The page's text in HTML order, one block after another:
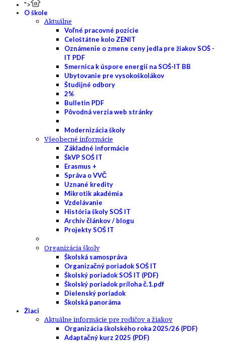
">
O škole
Aktuálne
Voľné pracovné pozície
Celoštátne kolo ZENIT
Oznámenie o zmene ceny jedla pre žiakov SOŠ -
IT PDF
Smernica k úspore energií na SOŠ-IT BB
Ubytovanie pre vysokoškolákov
Študijné odbory
2%
Bulletin PDF
Pôvodná verzia web stránky
Modernizácia školy
Všeobecné informácie
Základné informácie
ŠkVP SOŠ IT
Erasmus +
Správa o VVČ
Uznané kredity
Mikrotik akadémia
Vzdelávanie
História školy SOŠ IT
Archív článkov / blogu
Projekty SOŠ IT
Organizácia školy
Školská samospráva
Organizačný poriadok SOŠ IT
Školský poriadok SOŠ IT (PDF)
Školský poriadok príloha č.1.pdf
Dielenský poriadok
Školská panoráma
Žiaci
Aktuálne informácie pre rodičov a žiakov
Organizácia školského roka 2025/26 (PDF)
Adaptačný kurz 2025 (PDF)